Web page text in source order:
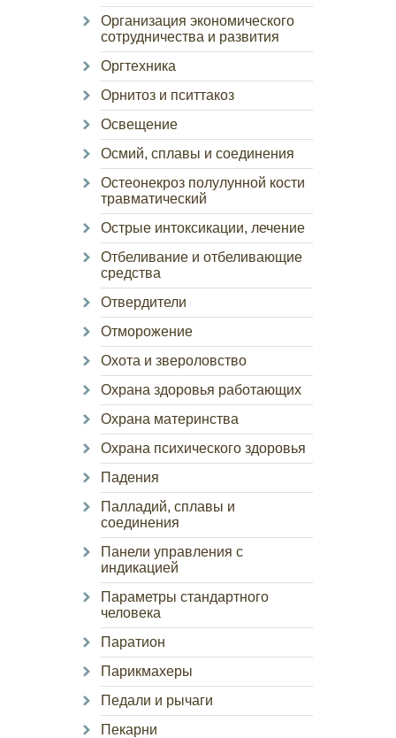
Организация экономического
сотрудничества и развития
Оргтехника
Орнитоз и пситтакоз
Освещение
Осмий, сплавы и соединения
Остеонекроз полулунной кости
травматический
Острые интоксикации, лечение
Отбеливание и отбеливающие
средства
Отвердители
Отморожение
Охота и звероловство
Охрана здоровья работающих
Охрана материнства
Охрана психического здоровья
Падения
Палладий, сплавы и
соединения
Панели управления с
индикацией
Параметры стандартного
человека
Паратион
Парикмахеры
Педали и рычаги
Пекарни